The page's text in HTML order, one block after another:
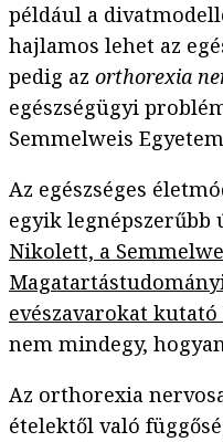
például a
hajlamos lehet az
pedig az orthorexia
egészségügyi
Semmelweis
Az egészséges
egyik legnépszerűbb
Nikolett, a
evészavarokat
nem mindegy,
Az orthorexia
ételektől való